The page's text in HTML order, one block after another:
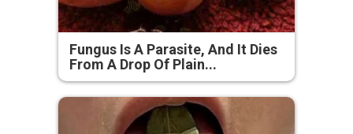
Fungus Is A Parasite, And It Dies
From A Drop Of Plain...